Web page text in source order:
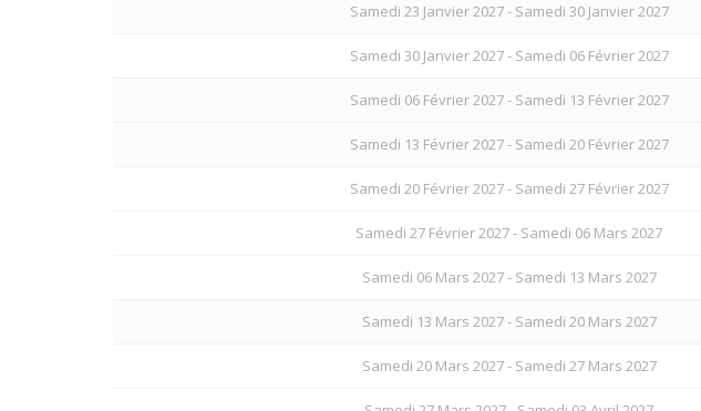
Samedi 23 Janvier 2027 - Samedi 30 Janvier 2027
Samedi 30 Janvier 2027 - Samedi 06 Février 2027
Samedi 06 Février 2027 - Samedi 13 Février 2027
Samedi 13 Février 2027 - Samedi 20 Février 2027
Samedi 20 Février 2027 - Samedi 27 Février 2027
Samedi 27 Février 2027 - Samedi 06 Mars 2027
Samedi 06 Mars 2027 - Samedi 13 Mars 2027
Samedi 13 Mars 2027 - Samedi 20 Mars 2027
Samedi 20 Mars 2027 - Samedi 27 Mars 2027